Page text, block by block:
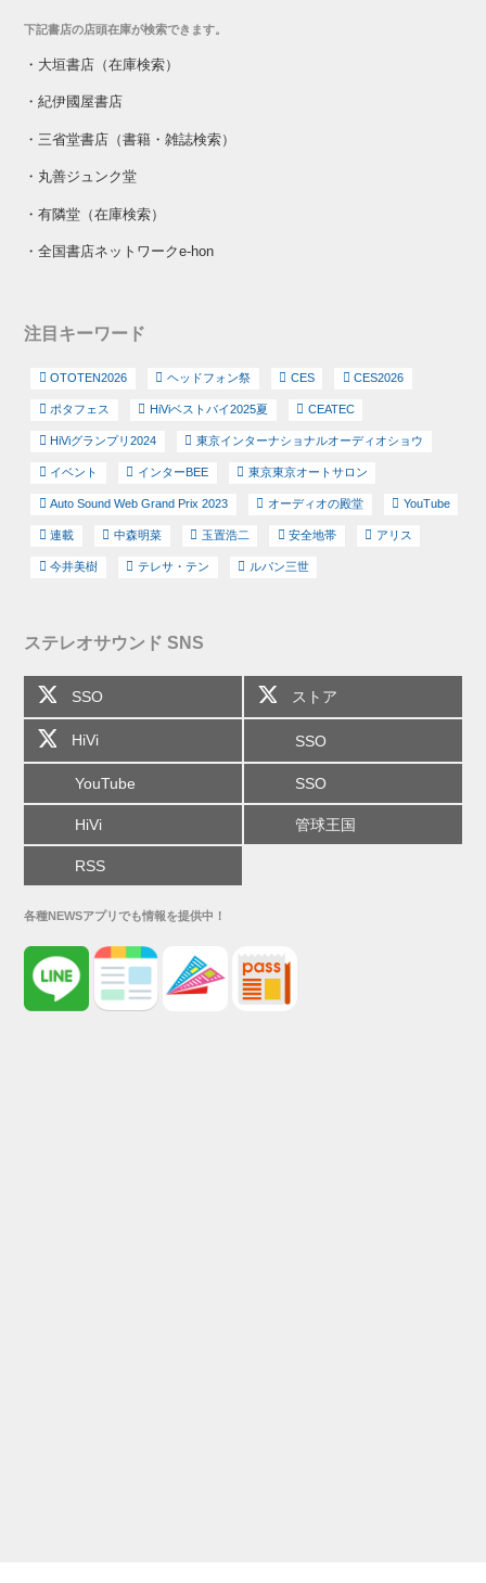
下記書店の店頭在庫が検索できます。
・ 大垣書店（在庫検索）
・紀伊國屋書店
・ 三省堂書店（書籍・雑誌検索）
・ 丸善ジュンク堂
・有隣堂（在庫検索）
・全国書店ネットワークe-hon
注目キーワード
OTOTEN2026 ヘッドフォン祭 CES CES2026
ポタフェス HiViベストバイ2025夏 CEATEC
HiViグランプリ2024 東京インターナショナルオーディオショウ
イベント インターBEE 東京東京オートサロン
Auto Sound Web Grand Prix 2023 オーディオの殿堂 YouTube
連載 中森明菜 玉置浩二 安全地帯 アリス
今井美樹 テレサ・テン ルパン三世
ステレオサウンド SNS
SSO ストア
HiVi SSO
YouTube SSO
HiVi 管球王国
RSS
各種NEWSアプリでも情報を提供中！